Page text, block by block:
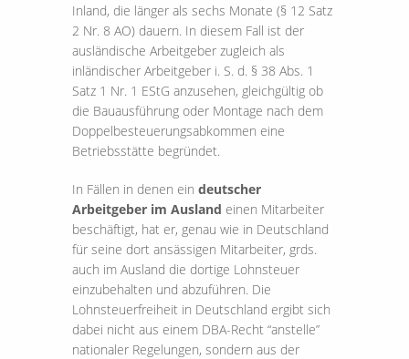
Inland, die länger als sechs Monate (§ 12 Satz
2 Nr. 8 AO) dauern. In diesem Fall ist der
ausländische Arbeitgeber zugleich als
inländischer Arbeitgeber i. S. d. § 38 Abs. 1
Satz 1 Nr. 1 EStG anzusehen, gleichgültig ob
die Bauausführung oder Montage nach dem
Doppelbesteuerungsabkommen eine
Betriebsstätte begründet.
In Fällen in denen ein deutscher
Arbeitgeber im Ausland einen Mitarbeiter
beschäftigt, hat er, genau wie in Deutschland
für seine dort ansässigen Mitarbeiter, grds.
auch im Ausland die dortige Lohnsteuer
einzubehalten und abzuführen. Die
Lohnsteuerfreiheit in Deutschland ergibt sich
dabei nicht aus einem DBA-Recht “anstelle”
nationaler Regelungen, sondern aus der